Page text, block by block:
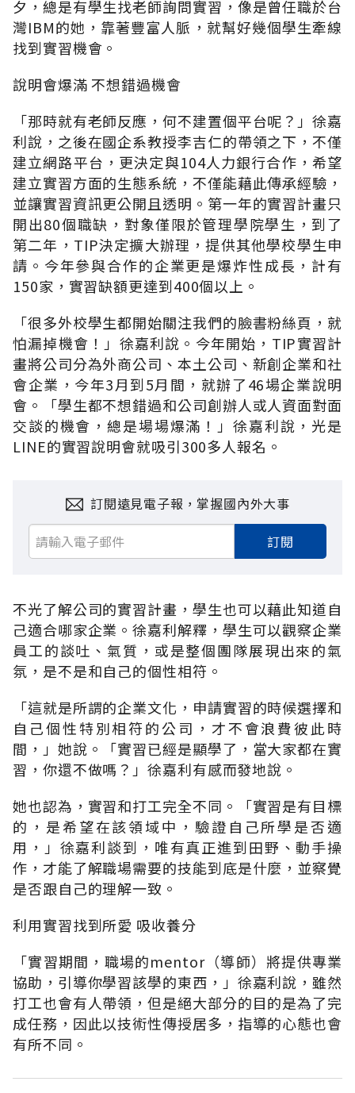
夕，總是有學生找老師詢問實習，像是曾任職於台
灣IBM的她，靠著豐富人脈，就幫好幾個學生牽線
找到實習機會。
說明會爆滿 不想錯過機會
「那時就有老師反應，何不建置個平台呢？」徐嘉
利說，之後在國企系教授李吉仁的帶領之下，不僅
建立網路平台，更決定與104人力銀行合作，希望
建立實習方面的生態系統，不僅能藉此傳承經驗，
並讓實習資訊更公開且透明。第一年的實習計畫只
開出80個職缺，對象僅限於管理學院學生，到了
第二年，TIP決定擴大辦理，提供其他學校學生申
請。今年參與合作的企業更是爆炸性成長，計有
150家，實習缺額更達到400個以上。
「很多外校學生都開始關注我們的臉書粉絲頁，就
怕漏掉機會！」徐嘉利說。今年開始，TIP實習計
畫將公司分為外商公司、本土公司、新創企業和社
會企業，今年3月到5月間，就辦了46場企業說明
會。「學生都不想錯過和公司創辦人或人資面對面
交談的機會，總是場場爆滿！」徐嘉利說，光是
LINE的實習說明會就吸引300多人報名。
訂閱遠見電子報，掌握國內外大事
訂閱
不光了解公司的實習計畫，學生也可以藉此知道自
己適合哪家企業。徐嘉利解釋，學生可以觀察企業
員工的談吐、氣質，或是整個團隊展現出來的氣
氛，是不是和自己的個性相符。
「這就是所謂的企業文化，申請實習的時候選擇和
自己個性特別相符的公司，才不會浪費彼此時
間，」她說。「實習已經是顯學了，當大家都在實
習，你還不做嗎？」徐嘉利有感而發地說。
她也認為，實習和打工完全不同。「實習是有目標
的，是希望在該領域中，驗證自己所學是否適
用，」徐嘉利談到，唯有真正進到田野、動手操
作，才能了解職場需要的技能到底是什麼，並察覺
是否跟自己的理解一致。
利用實習找到所愛 吸收養分
「實習期間，職場的mentor（導師）將提供專業
協助，引導你學習該學的東西，」徐嘉利說，雖然
打工也會有人帶領，但是絕大部分的目的是為了完
成任務，因此以技術性傳授居多，指導的心態也會
有所不同。